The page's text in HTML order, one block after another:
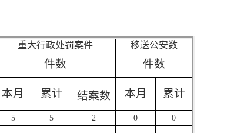
重大行政处罚案件 移送公安数
件数
件数
本月 累计 结案数 本月 累计
5 5 2 0
0